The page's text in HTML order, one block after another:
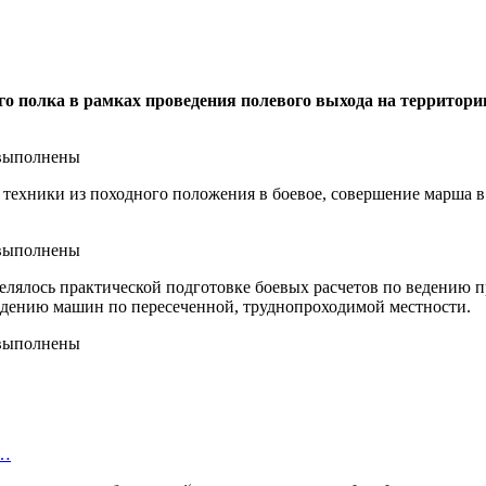
полка в рамках проведения полевого выхода на
из походного положения в боевое, совершение
практической подготовке боевых расчетов по
машин по пересеченной, труднопроходимой местности.